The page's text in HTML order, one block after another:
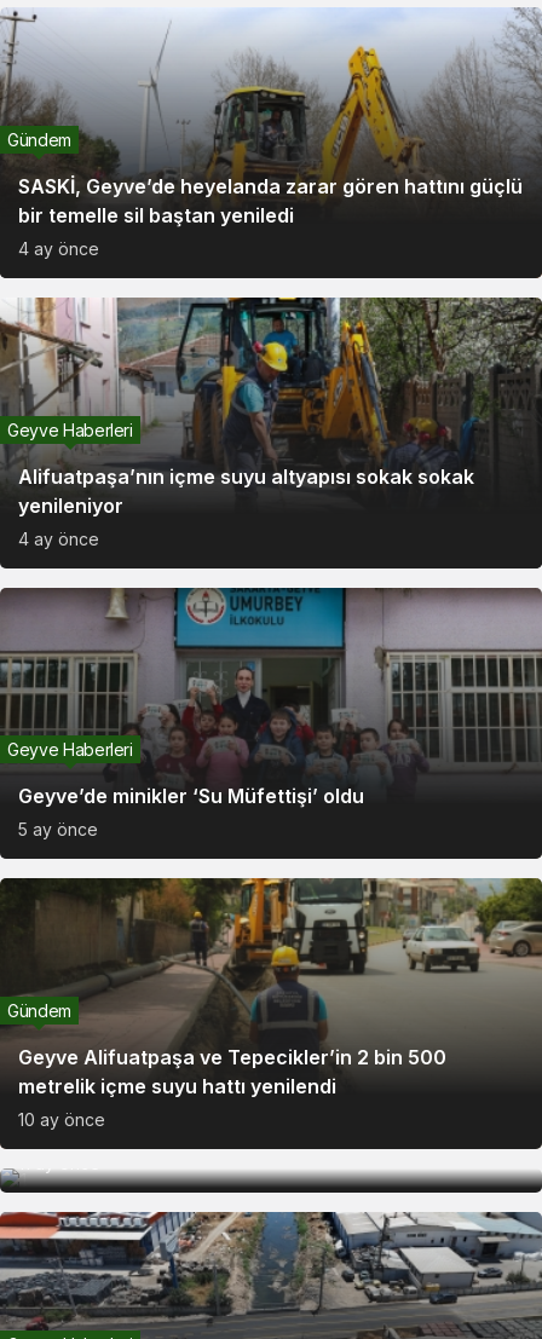
SASKİ, Geyve’de heyelanda zarar gören hattını güçlü
bir temelle sil baştan yeniledi
Gündem
4 ay önce
Alifuatpaşa’nın içme suyu altyapısı sokak sokak
yenileniyor
Geyve Haberleri
4 ay önce
Geyve’de minikler ‘Su Müfettişi’ oldu
Geyve Haberleri
5 ay önce
Geyve Alifuatpaşa ve Tepecikler’in 2 bin 500
metrelik içme suyu hattı yenilendi
Gündem
10 ay önce
Güçlü altyapı dönüşümü Geyve Tepecikler Mahallesi
ile buluştu
Gündem